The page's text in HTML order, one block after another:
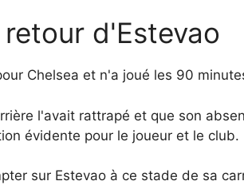
d'Estevao
Chelsea et n'a joué les 90
l'avait rattrapé et que son
évidente pour le joueur et le club.
sur Estevao à ce stade de sa